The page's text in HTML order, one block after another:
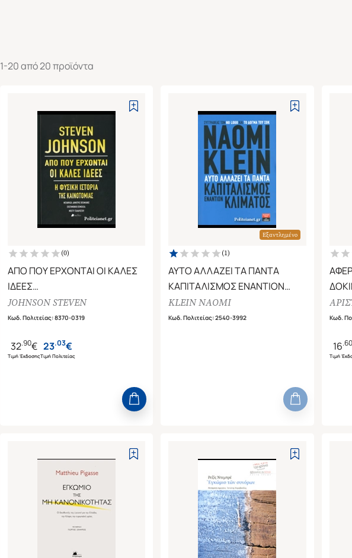
1-20 από 20 προϊόντα
(0)
ΑΠΟ ΠΟΥ ΕΡΧΟΝΤΑΙ ΟΙ ΚΑΛΕΣ
ΙΔΕΕΣ
Η ΦΥΣΙΚΗ ΙΣΤΟΡΙΑ ΤΗΣ
ΚΑΙΝΟΤΟΜΙΑΣ
JOHNSON STEVEN
Κωδ. Πολιτείας:8370-0319
32.90€
Τιμή Έκδοσης
23.03€
Τιμή Πολιτείας
Εξαντλημένο
(1)
ΑΥΤΟ ΑΛΛΑΖΕΙ ΤΑ ΠΑΝΤΑ
ΚΑΠΙΤΑΛΙΣΜΟΣ ΕΝΑΝΤΙΟΝ
ΚΛΙΜΑΤΟΣ
KLEIN NAOMI
Κωδ. Πολιτείας:2540-3992
ΚΑΙ
Κωδ.
16.60
Τιμή